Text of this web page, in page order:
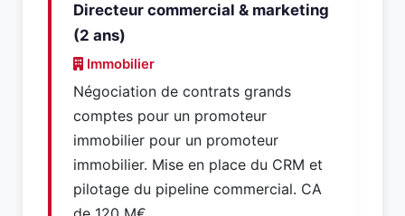
Directeur commercial & marketing
(2 ans)
Immobilier
Négociation de contrats grands
comptes pour un promoteur
immobilier pour un promoteur
immobilier. Mise en place du CRM et
pilotage du pipeline commercial. CA